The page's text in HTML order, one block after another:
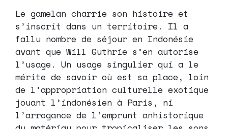
Le gamelan charrie son histoire et
s’inscrit dans un territoire. Il a
fallu nombre de séjour en Indonésie
avant que Will Guthrie s’en autorise
l’usage. Un usage singulier qui a le
mérite de savoir où est sa place, loin
de l’appropriation culturelle exotique
jouant l’indonésien à Paris, ni
l’arrogance de l’emprunt anhistorique